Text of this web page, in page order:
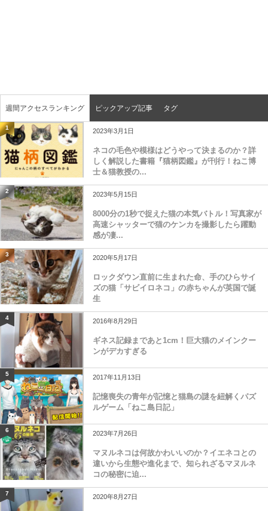
週間アクセスランキング ピックアップ記事 タグ
1 2023年3月1日
ネコの毛色や模様はどうやって決まるのか？詳
しく解説した書籍『猫柄図鑑』が刊行！ねこ博
士＆猫教授の...
2 2023年5月15日
8000分の1秒で捉えた猫の本気バトル！写真家が
高速シャッターで猫のケンカを撮影したら躍動
感が凄...
3 2020年5月17日
ロックダウン直前に生まれた命、手のひらサイ
ズの猫「サビイロネコ」の赤ちゃんが英国で誕
生
4 2016年8月29日
ギネス記録まであと1cm！巨大猫のメインクー
ンがデカすぎる
5 2017年11月13日
記憶喪失の青年が記憶と猫島の謎を紐解くパズ
ルゲーム「ねこ島日記」
6 2023年7月26日
マヌルネコは何故かわいいのか？イエネコとの
違いから生態や進化まで、知られざるマヌルネ
コの秘密に迫...
7 2020年8月27日